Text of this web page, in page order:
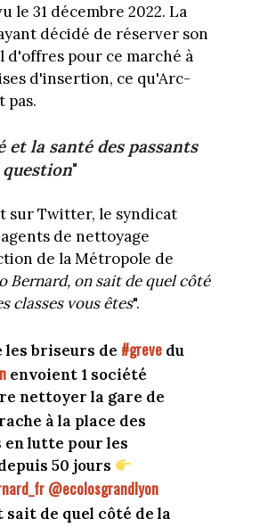
le 31 décembre 2022. La
décidé de réserver son
d'offres pour ce marché à
d'insertion, ce qu'Arc-
pas.
et la santé des passants
"
sur Twitter, le syndicat
agents de nettoyage
de la Métropole de
Bernard, on sait de quel côté
classes vous êtes".
les briseurs de #greve du
envoient 1 société
nettoyer la gare de
à la place des
en lutte pour les
50 jours
@ecolosgrandlyon
sait de quel côté de la